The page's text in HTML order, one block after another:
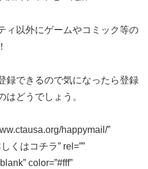
ィ以外にゲームやコミック等の
録できるので気になったら登録
はどうでしょう。
happymail/”
くはコチラ” rel=””
color=”#fff”